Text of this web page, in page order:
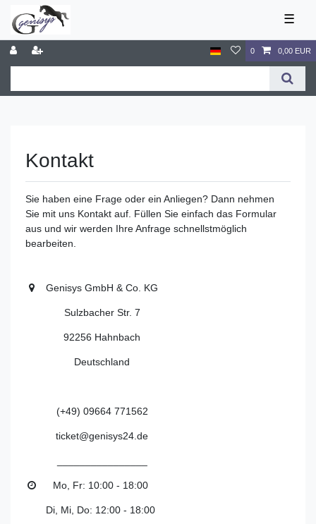
☰
0 0,00 EUR
Kontakt
Sie haben eine Frage oder ein Anliegen? Dann nehmen
Sie mit uns Kontakt auf. Füllen Sie einfach das Formular
aus und wir werden Ihre Anfrage schnellstmöglich
bearbeiten.
Genisys GmbH & Co. KG
Sulzbacher Str. 7
92256 Hahnbach
Deutschland
(+49) 09664 771562
ticket@genisys24.de
Mo, Fr: 10:00 - 18:00
Di, Mi, Do: 12:00 - 18:00